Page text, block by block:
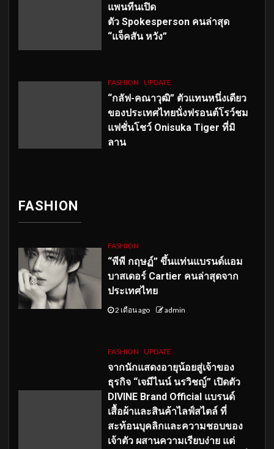
แพนทีนเปิด
ตัว Spokesperson คนล่าสุด
“แจ็คสัน หวัง”
FASHION UPDATE
“กลัฟ-คณาวุฒิ” ตัวแทนหนึ่งเดียว
ของประเทศไทยนั่งฟรอนต์โรว์ชม
แฟชั่นโชว์ Onisuka Tiger ที่มิ
ลาน
FASHION
FASHION
“พีพี กฤษฏ์” ขึ้นแท่นแบรนด์แอม
บาสเดอร์ Cartier คนล่าสุดจาก
ประเทศไทย
2 เดือน ago admin
FASHION UPDATE
จากนักแสดงอายุน้อยสู่เจ้าของ
ธุรกิจ “เจมีไนน์ นรวิชญ์” เปิดตัว
DIVINE Brand Official แบรนด์
เสื้อผ้าและสินค้าไลฟ์สไตล์ ที่
สะท้อนบุคลิกและความชอบของ
เจ้าตัว ผสานความเรียบง่าย แต่